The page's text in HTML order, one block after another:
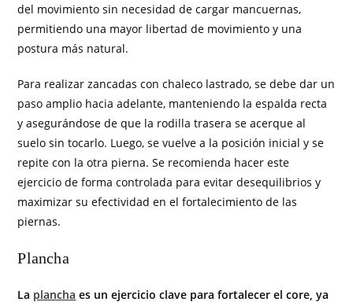
del movimiento sin necesidad de cargar mancuernas,
permitiendo una mayor libertad de movimiento y una
postura más natural.
Para realizar zancadas con chaleco lastrado, se debe dar un
paso amplio hacia adelante, manteniendo la espalda recta
y asegurándose de que la rodilla trasera se acerque al
suelo sin tocarlo. Luego, se vuelve a la posición inicial y se
repite con la otra pierna. Se recomienda hacer este
ejercicio de forma controlada para evitar desequilibrios y
maximizar su efectividad en el fortalecimiento de las
piernas.
Plancha
La plancha es un ejercicio clave para fortalecer el core, ya